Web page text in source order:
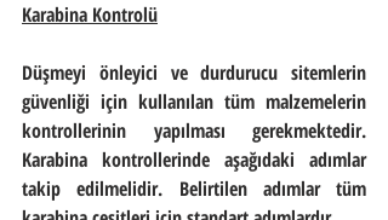
Karabina Kontrolü
Düşmeyi önleyici ve durdurucu sitemlerin
güvenliği için kullanılan tüm malzemelerin
kontrollerinin yapılması gerekmektedir.
Karabina kontrollerinde aşağıdaki adımlar
takip edilmelidir. Belirtilen adımlar tüm